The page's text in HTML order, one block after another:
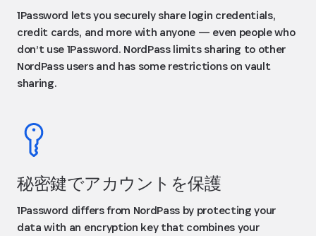
1Password lets you securely share login credentials,
credit cards, and more with anyone — even people who
don’t use 1Password. NordPass limits sharing to other
NordPass users and has some restrictions on vault
sharing.
秘密鍵でアカウントを保護
1Password differs from NordPass by protecting your
data with an encryption key that combines your